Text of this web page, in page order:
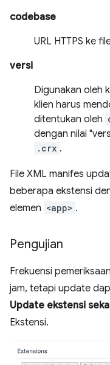
codebase
URL HTTPS ke
versi
Digunakan oleh
klien harus
ditentukan oleh
dengan nilai
.crx .
File XML manifes
beberapa ekstensi
elemen <app> .
Pengujian
Frekuensi
jam, tetapi update
Update ekstensi
Ekstensi.